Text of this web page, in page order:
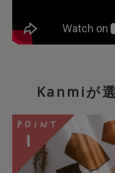
Kanmiが